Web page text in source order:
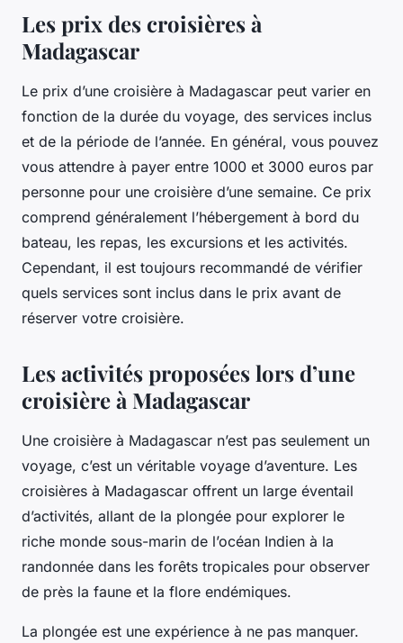
Les prix des croisières à
Madagascar
Le prix d’une croisière à Madagascar peut varier en
fonction de la durée du voyage, des services inclus
et de la période de l’année. En général, vous pouvez
vous attendre à payer entre 1000 et 3000 euros par
personne pour une croisière d’une semaine. Ce prix
comprend généralement l’hébergement à bord du
bateau, les repas, les excursions et les activités.
Cependant, il est toujours recommandé de vérifier
quels services sont inclus dans le prix avant de
réserver votre croisière.
Les activités proposées lors d’une
croisière à Madagascar
Une croisière à Madagascar n’est pas seulement un
voyage, c’est un véritable voyage d’aventure. Les
croisières à Madagascar offrent un large éventail
d’activités, allant de la plongée pour explorer le
riche monde sous-marin de l’océan Indien à la
randonnée dans les forêts tropicales pour observer
de près la faune et la flore endémiques.
La plongée est une expérience à ne pas manquer.